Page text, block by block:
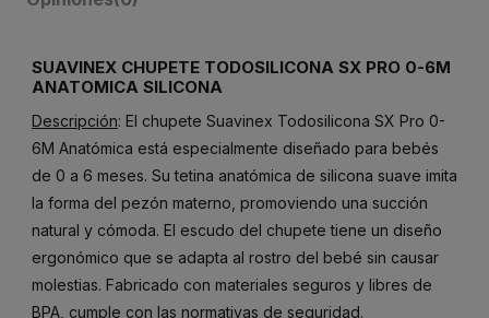
SUAVINEX CHUPETE TODOSILICONA SX PRO 0-6M
ANATOMICA SILICONA
Descripción: El chupete Suavinex Todosilicona SX Pro 0-
6M Anatómica está especialmente diseñado para bebés
de 0 a 6 meses. Su tetina anatómica de silicona suave imita
la forma del pezón materno, promoviendo una succión
natural y cómoda. El escudo del chupete tiene un diseño
ergonómico que se adapta al rostro del bebé sin causar
molestias. Fabricado con materiales seguros y libres de
BPA, cumple con las normativas de seguridad.